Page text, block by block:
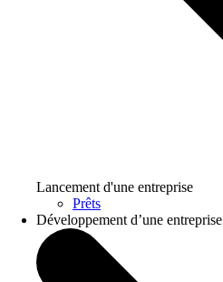
Lancement d'une entreprise
Prêts
Développement d’une entreprise